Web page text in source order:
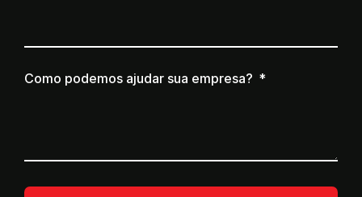
Como podemos ajudar sua empresa?